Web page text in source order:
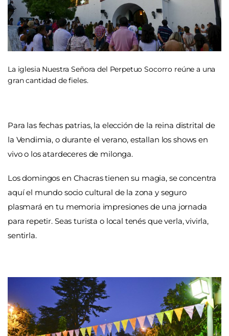
La iglesia Nuestra Señora del Perpetuo Socorro reúne a una
gran cantidad de fieles.
Para las fechas patrias, la elección de la reina distrital de
la Vendimia, o durante el verano, estallan los shows en
vivo o los atardeceres de milonga.
Los domingos en Chacras tienen su magia, se concentra
aquí el mundo socio cultural de la zona y seguro
plasmará en tu memoria impresiones de una jornada
para repetir. Seas turista o local tenés que verla, vivirla,
sentirla.